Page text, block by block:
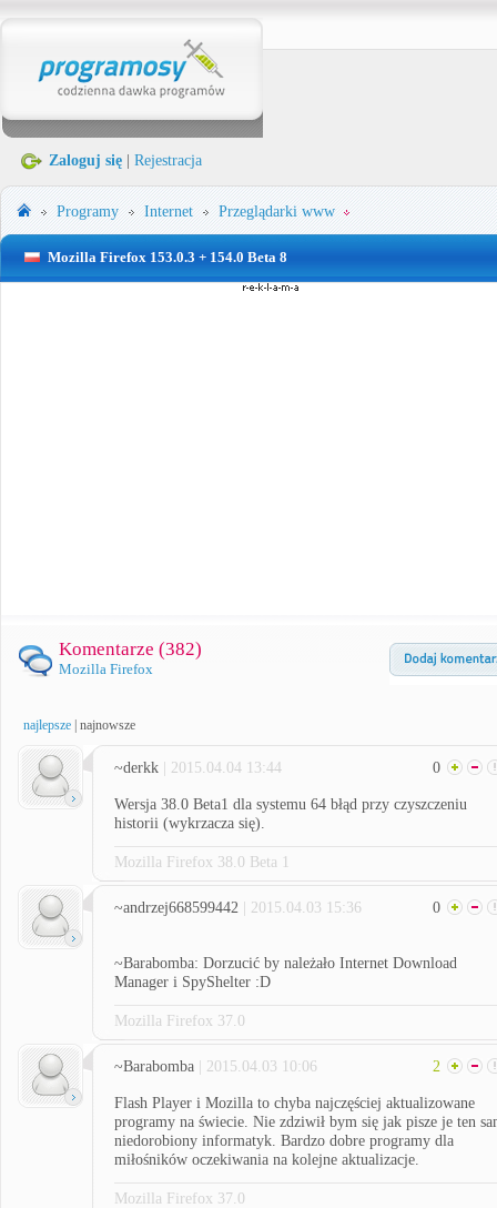
Zaloguj się Rejestracja
Programy Internet Przeglądarki www
Mozilla Firefox 153.0.3 + 154.0 Beta 8
Komentarze (382)
Mozilla Firefox
najlepsze najnowsze
~derkk | 2015.04.04 13:44 0
Wersja 38.0 Beta1 dla systemu 64 błąd przy czyszczeniu
historii (wykrzacza się).
Mozilla Firefox 38.0 Beta 1
~andrzej668599442 | 2015.04.03 15:36 0
~Barabomba: Dorzucić by należało Internet Download
Manager i SpyShelter :D
Mozilla Firefox 37.0
~Barabomba | 2015.04.03 10:06 2
Flash Player i Mozilla to chyba najczęściej aktualizowane
programy na świecie. Nie zdziwił bym się jak pisze je ten
niedorobiony informatyk. Bardzo dobre programy dla
miłośników oczekiwania na kolejne aktualizacje.
Mozilla Firefox 37.0